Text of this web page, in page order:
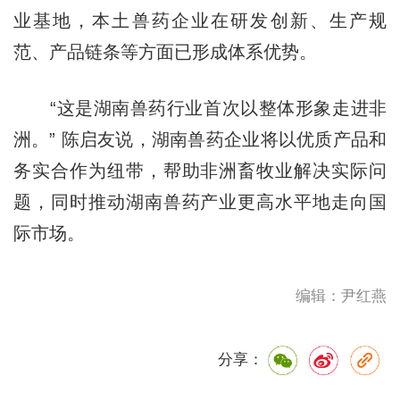
业基地，本土兽药企业在研发创新、生产规
范、产品链条等方面已形成体系优势。
“这是湖南兽药行业首次以整体形象走进非
洲。” 陈启友说，湖南兽药企业将以优质产品和
务实合作为纽带，帮助非洲畜牧业解决实际问
题，同时推动湖南兽药产业更高水平地走向国
际市场。
编辑：尹红燕
分享：